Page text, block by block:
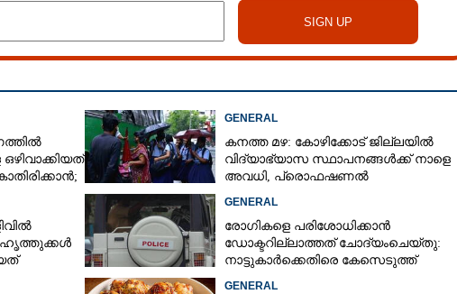
GENERAL
കനത്ത മഴ: കോഴിക്കോട് ജില്ലയിൽ
വിദ്യാഭ്യാസ സ്ഥാപനങ്ങൾക്ക് നാളെ
അവധി,​ പ്രൊഫഷണൽ
GENERAL
രോഗികളെ പരിശോധിക്കാൻ
ഡോക്ടറില്ലാത്തത് ചോദ്യംചെയ്തു:
നാട്ടുകാർക്കെതിരെ കേസെടുത്ത്
GENERAL